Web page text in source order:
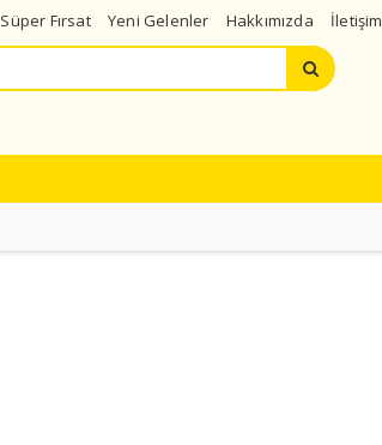
Süper Fırsat Yeni Gelenler Hakkımızda İletişim